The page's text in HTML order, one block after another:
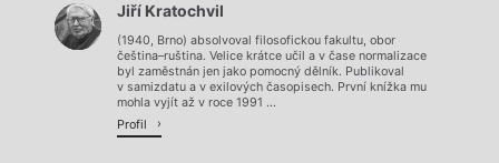
Načítá se.
Jiří Kratochvil
(1940, Brno) absolvoval filosofickou fakultu, obor
čeština–ruština. Velice krátce učil a v čase normalizace
byl zaměstnán jen jako pomocný dělník. Publikoval
v samizdatu a v exilových časopisech. První knížka mu
mohla vyjít až v roce 1991 ...
Profil